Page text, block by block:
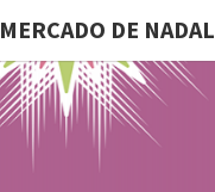
MERCADO DE NADAL